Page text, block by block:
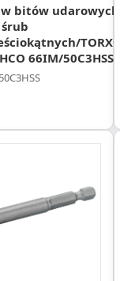
bitów udarowych
TORX®/
66IM/50C3HSS